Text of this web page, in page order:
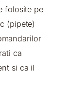
folosite pe
(pipete)
ca
si ca il